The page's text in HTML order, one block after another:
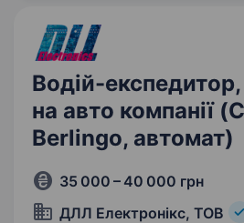
Водій-
на авто компанії
Berlingo, автомат)
35 000 – 40 000 грн
ДЛЛ Електронікс, ТОВ